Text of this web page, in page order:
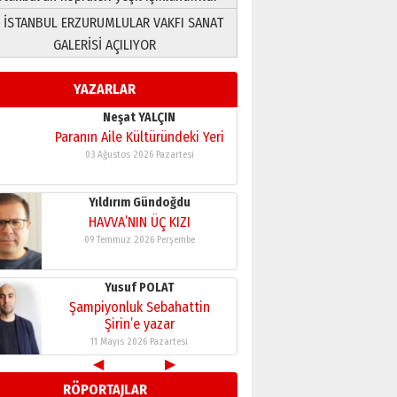
ERZURUMLULAR VAKFI SANAT
GALERİSİ AÇILIYOR
YAZARLAR
Yusuf POLAT
Şampiyonluk Sebahattin
Şirin’e yazar
11 Mayıs 2026 Pazartesi
Neşat YALÇIN
Paranın Aile Kültüründeki Yeri
03 Ağustos 2026 Pazartesi
Yıldırım Gündoğdu
HAVVA’NIN ÜÇ KIZI
09 Temmuz 2026 Perşembe
Yusuf POLAT
Şampiyonluk Sebahattin
Şirin’e yazar
11 Mayıs 2026 Pazartesi
Neşat YALÇIN
Paranın Aile Kültüründeki Yeri
◀
▶
RÖPORTAJLAR